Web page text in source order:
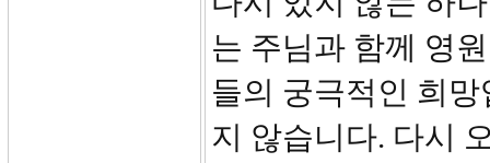
는 주님과 함께 영
들의 궁극적인 희
지 않습니다. 다시